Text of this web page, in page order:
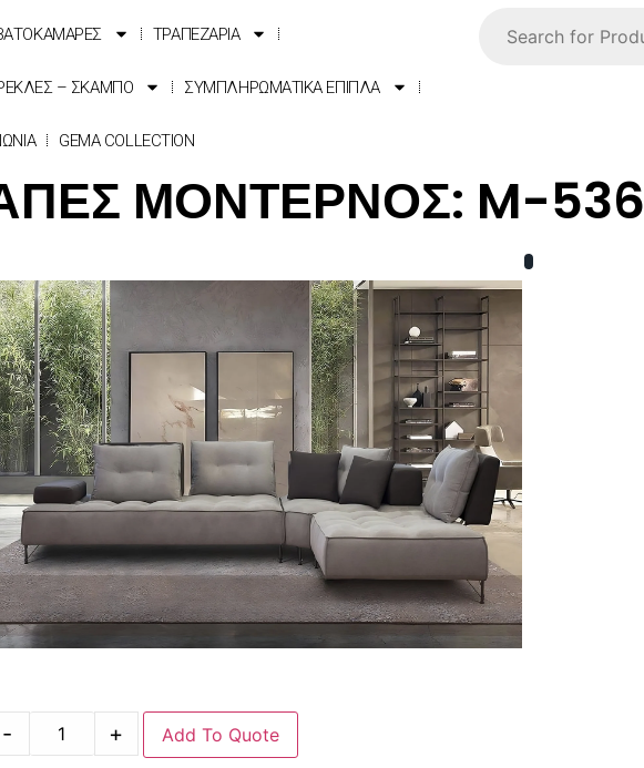
ΤΡΑΠΕΖΑΡΙΑ
– ΣΚΑΜΠΟ ΣΥΜΠΛΗΡΩΜΑΤΙΚΑ ΕΠΙΠΛΑ
GEMA COLLECTION
ΜΟΝΤΕΡΝΟΣ: M-536
- + Add To Quote